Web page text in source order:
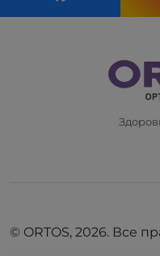
© ORTOS, 2026. Все